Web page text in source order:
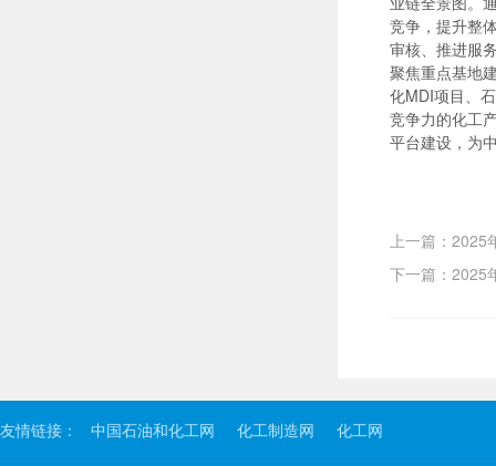
竞争，提升整
审核、推进服
聚焦重点基地
化MDI项目、
竞争力的化工
平台建设，为
上一篇：2025
下一篇：2025
友情链接： 中国石油和化工网 化工制造网 化工网